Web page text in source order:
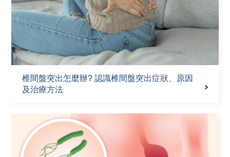
椎間盤突出怎麼辦? 認識椎間盤突出症狀、原因
及治療方法